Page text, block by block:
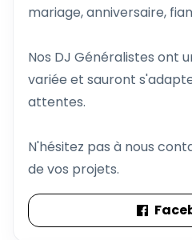
mariage, anniversaire,
Nos DJ Généralistes ont
variée et sauront
attentes.
N'hésitez pas à nous
de vos projets.